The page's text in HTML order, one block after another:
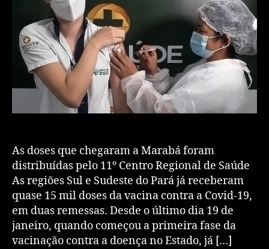
As doses que chegaram a Marabá foram
distribuídas pelo 11º Centro Regional de Saúde
As regiões Sul e Sudeste do Pará já receberam
quase 15 mil doses da vacina contra a Covid-19,
em duas remessas. Desde o último dia 19 de
janeiro, quando começou a primeira fase da
vacinação contra a doença no Estado, já […]